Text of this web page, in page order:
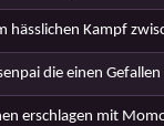
hässlichen Kampf
die einen
erschlagen mit